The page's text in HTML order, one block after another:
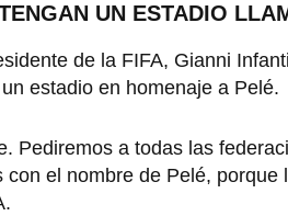
UN ESTADIO
de la FIFA, Gianni
estadio en homenaje a Pelé.
Pediremos a todas las
el nombre de Pelé, porque